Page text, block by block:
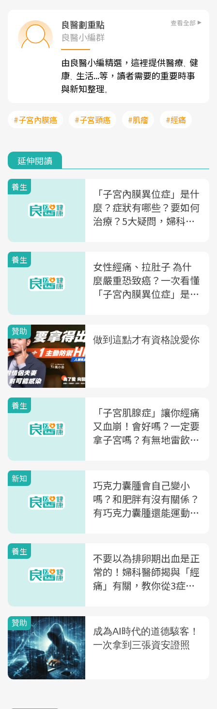
良醫劃重點 查看全部
良醫小編群
由良醫小編精選，這裡提供醫療、 健
康、 生活...等，讀者需要的重要時事
與新知整理。
#子宮內膜癌 #子宮頸癌 #肌瘤 #經痛
延伸閱讀
養生
「子宮內膜異位症」是什
麼？症狀有哪些？要如何
治療？5大疑問，婦科醫
養生
女性經痛、拉肚子 為什
麼嚴重恐致癌？一次看懂
「子宮內膜異位症」是什
養生
「子宮肌腺症」讓你經痛
又血崩！會好嗎？一定要
拿子宮嗎？有無地雷飲
新知
巧克力囊腫會自己變小
嗎？和肥胖有沒有關係？
有巧克力囊腫還能運動
養生
不要以為排卵期出血是正
常的！婦科醫師揭與「經
痛」有關，教你從3症狀